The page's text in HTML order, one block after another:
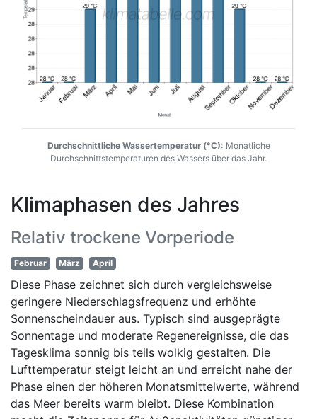
Durchschnittliche Wassertemperatur (°C): Monatliche
Durchschnittstemperaturen des Wassers über das Jahr.
Klimaphasen des Jahres
Relativ trockene Vorperiode
Februar März April
Diese Phase zeichnet sich durch vergleichsweise
geringere Niederschlagsfrequenz und erhöhte
Sonnenscheindauer aus. Typisch sind ausgeprägte
Sonnentage und moderate Regenereignisse, die das
Tagesklima sonnig bis teils wolkig gestalten. Die
Lufttemperatur steigt leicht an und erreicht nahe der
Phase einen der höheren Monatsmittelwerte, während
das Meer bereits warm bleibt. Diese Kombination